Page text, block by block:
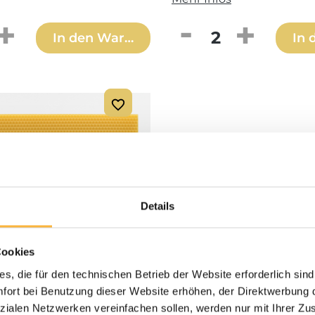
Details
die für den technischen Betrieb der Website erforderlich
bei Benutzung dieser Website erhöhen, der Direktwerbung
Netzwerken vereinfachen sollen, werden nur mit Ihrer
Anzahl: Gib den gewünschten
In den Warenkorb Produkt In